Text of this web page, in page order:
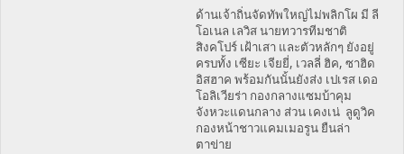
ด้านเจ้าถิ่นจัดทัพใหญ่ไม่พลิกโผ มี ลี
โอเนล เลวิส นายทวารทีมชาติ
สิงคโปร์ เฝ้าเสา และตัวหลักๆ ยังอยู่
ครบทั้ง เซียะ เจียยี่, เวลลี่ ฮิค, ซาฮิด
อิสฮาค พร้อมกันนั้นยังส่ง เปเรส เดอ
โอลิเวียร่า กองกลางแซมบ้าคุม
จังหวะแดนกลาง ส่วน เคงเน่ ลูดูวิค
กองหน้าชาวแคมเมอรูน ยืนล่า
ตาข่าย